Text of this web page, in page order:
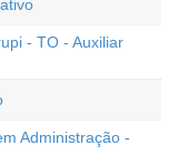
- TO - Auxiliar
Administração -